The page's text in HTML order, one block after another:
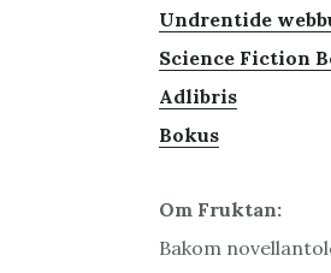
Undrentide
Science Fiction
Adlibris
Bokus
Om Fruktan:
Bakom